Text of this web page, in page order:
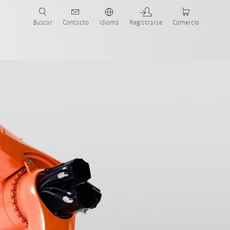
Buscar Contacto Idioma Registrarse Comercio